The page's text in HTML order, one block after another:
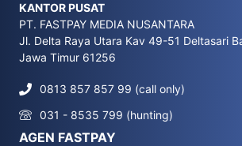
KANTOR PUSAT
PT. FASTPAY MEDIA NUSANTARA
Jl. Delta Raya Utara Kav 49-51 Deltasari
Jawa Timur 61256
0813 857 857 99 (call only)
031 - 8535 799 (hunting)
AGEN FASTPAY